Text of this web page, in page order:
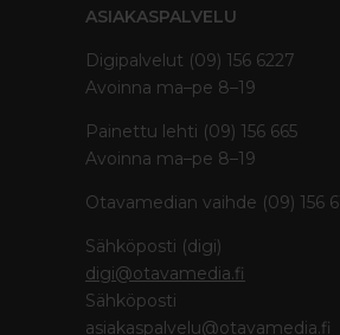
ASIAKASPALVELU
Digipalvelut (09) 156 6227
Avoinna ma–pe 8–19
Painettu lehti (09) 156 665
Avoinna ma–pe 8–19
Otavamedian vaihde (09) 156
Sähköposti (digi)
digi@otavamedia.fi
Sähköposti
asiakaspalvelu@otavamedia.fi